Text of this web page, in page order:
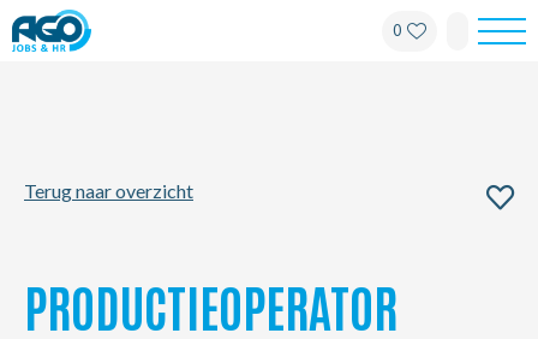
0
Terug naar overzicht
PRODUCTIEOPERATOR